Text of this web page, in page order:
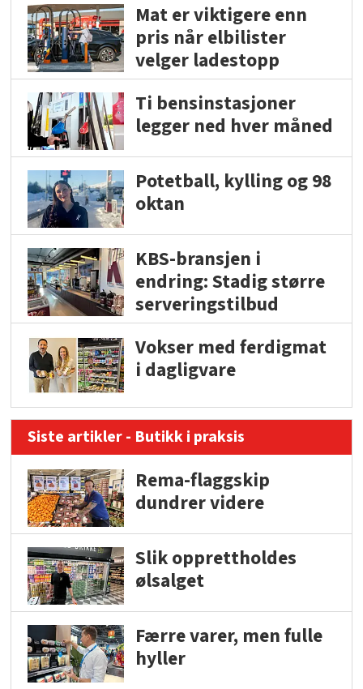
Mat er viktigere enn
pris når elbilister
velger ladestopp
Ti bensinstasjoner
legger ned hver måned
Potetball, kylling og 98
oktan
KBS-bransjen i
endring: Stadig større
serveringstilbud
Vokser med ferdigmat
i dagligvare
Siste artikler - Butikk i praksis
Rema-flaggskip
dundrer videre
Slik opprettholdes
ølsalget
Færre varer, men fulle
hyller